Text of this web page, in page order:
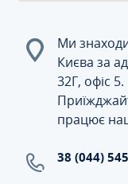
Ми
Києва за
32Г, офіс 5.
працює
38 (044)